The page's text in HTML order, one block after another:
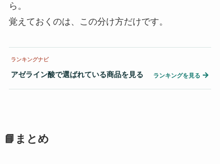
ら。
覚えておくのは、この分け方だけです。
ランキングナビ
アゼライン酸で選ばれている商品を見る ランキングを見る →
📘まとめ